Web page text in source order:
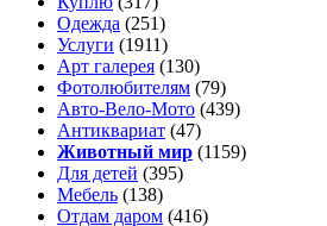
Одежда (251)
Услуги (1911)
Арт галерея (130)
Фотолюбителям (79)
Авто-Вело-Мото (439)
Антиквариат (47)
Животный мир (1159)
Для детей (395)
Мебель (138)
Отдам даром (416)